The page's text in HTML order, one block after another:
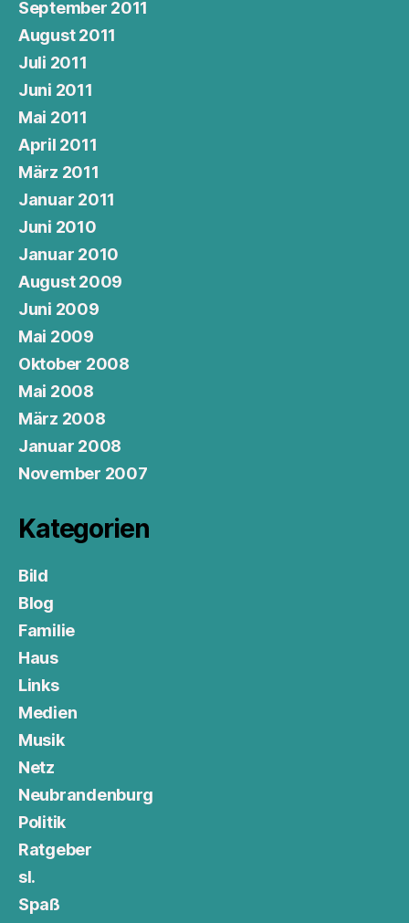
September 2011
August 2011
Juli 2011
Juni 2011
Mai 2011
April 2011
März 2011
Januar 2011
Juni 2010
Januar 2010
August 2009
Juni 2009
Mai 2009
Oktober 2008
Mai 2008
März 2008
Januar 2008
November 2007
Kategorien
Bild
Blog
Familie
Haus
Links
Medien
Musik
Netz
Neubrandenburg
Politik
Ratgeber
sl.
Spaß